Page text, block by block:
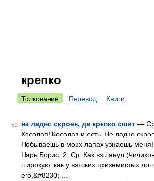
крепко
Толкование Перевод Книги
51 не ладно скроен, да крепко сшит —
Косолап! Косолап и есть. Не ладно
Побываешь в моих лапах узнаешь меня!
Царь Борис. 2. Ср. Как взглянул
широкую, как у вятских приземистых
его,&#8230; …